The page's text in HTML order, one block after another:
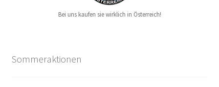
Bei uns kaufen sie wirklich in Österreich!
Sommeraktionen